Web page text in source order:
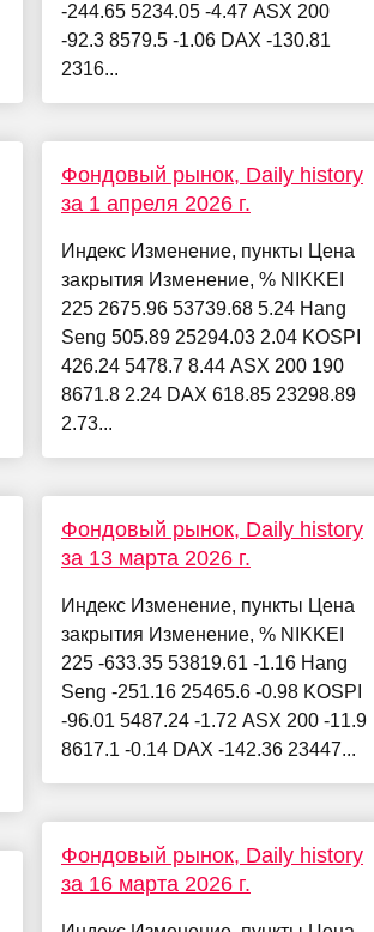
-244.65 5234.05 -4.47 ASX 200
-92.3 8579.5 -1.06 DAX -130.81
2316...
Фондовый рынок, Daily history
за 1 апреля 2026 г.
Индекс Изменение, пункты Цена
закрытия Изменение, % NIKKEI
225 2675.96 53739.68 5.24 Hang
Seng 505.89 25294.03 2.04 KOSPI
426.24 5478.7 8.44 ASX 200 190
8671.8 2.24 DAX 618.85 23298.89
2.73...
Фондовый рынок, Daily history
за 13 марта 2026 г.
Индекс Изменение, пункты Цена
закрытия Изменение, % NIKKEI
225 -633.35 53819.61 -1.16 Hang
Seng -251.16 25465.6 -0.98 KOSPI
-96.01 5487.24 -1.72 ASX 200 -11.9
8617.1 -0.14 DAX -142.36 23447...
Фондовый рынок, Daily history
за 16 марта 2026 г.